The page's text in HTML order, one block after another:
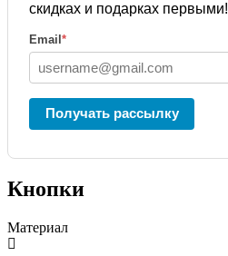
скидках и подарках первыми!
Email *
Получать рассылку
Кнопки
Материал